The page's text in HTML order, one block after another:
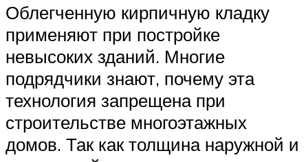
Облегченную кирпичную кладку
применяют при постройке
невысоких зданий. Многие
подрядчики знают, почему эта
технология запрещена при
строительстве многоэтажных
домов. Так как толщина наружной и